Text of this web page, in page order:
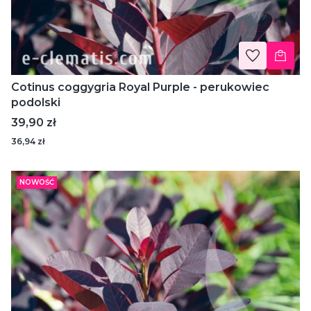
Cotinus coggygria Royal Purple - perukowiec
podolski
Cena
39,90 zł
36,94 zł
NOWOŚĆ